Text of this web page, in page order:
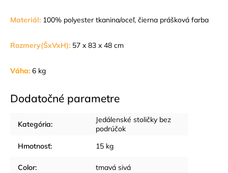
Materiál: 100% polyester tkanina/oceľ, čierna prášková farba
Rozmery(ŠxVxH): 57 x 83 x 48 cm
Váha: 6 kg
Dodatočné parametre
Kategória:
Jedálenské stoličky bez
podrúčok
Hmotnosť: 15 kg
Color: tmavá sivá